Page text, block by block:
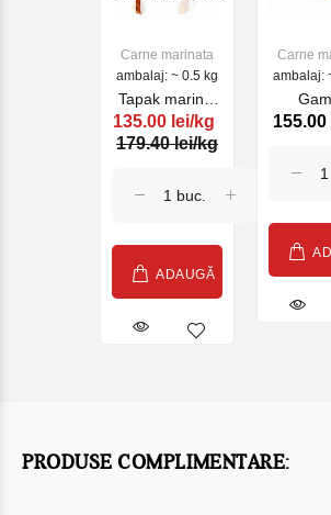
Carne marinata
ambalaj: ~ 0.5 kg
Tapak marinat
Aryzona ~0,5
kg
135.00 lei/kg
179.40 lei/kg
ADAUGĂ
Carne
ambalaj:
PRODUSE COMPLIMENTARE: